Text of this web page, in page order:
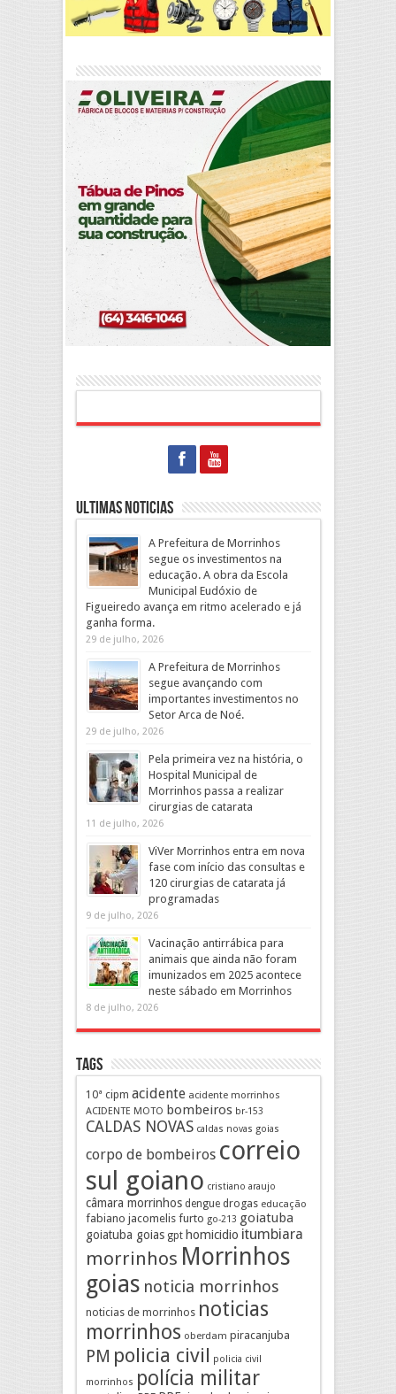
Ultimas Noticias
A Prefeitura de Morrinhos
segue os investimentos na
educação. A obra da Escola
Municipal Eudóxio de
Figueiredo avança em ritmo acelerado e já
ganha forma.
29 de julho, 2026
A Prefeitura de Morrinhos
segue avançando com
importantes investimentos no
Setor Arca de Noé.
29 de julho, 2026
Pela primeira vez na história, o
Hospital Municipal de
Morrinhos passa a realizar
cirurgias de catarata
11 de julho, 2026
ViVer Morrinhos entra em nova
fase com início das consultas e
120 cirurgias de catarata já
programadas
9 de julho, 2026
Vacinação antirrábica para
animais que ainda não foram
imunizados em 2025 acontece
neste sábado em Morrinhos
8 de julho, 2026
Tags
10ª cipm acidente acidente morrinhos
ACIDENTE MOTO bombeiros br-153
CALDAS NOVAS caldas novas goias
corpo de bombeiros correio
sul goiano cristiano araujo
câmara morrinhos dengue drogas educação
fabiano jacomelis furto go-213 goiatuba
goiatuba goias gpt homicidio itumbiara
morrinhos Morrinhos
goias noticia morrinhos
noticias de morrinhos noticias
morrinhos oberdam piracanjuba
PM policia civil policia civil
morrinhos polícia militar